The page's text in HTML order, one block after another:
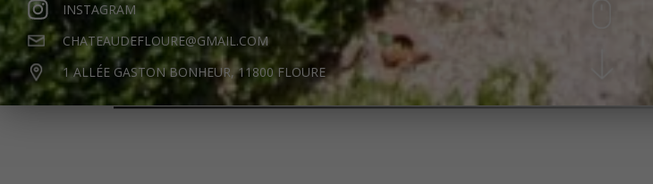
INSTAGRAM
CHATEAUDEFLOURE@GMAIL.COM
1 ALLÉE GASTON BONHEUR, 11800 FLOURE
Un oasis de nature
POUR SE DÉTENDRE ET SE RESSOURCER